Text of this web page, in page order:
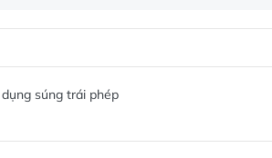
súng trái phép